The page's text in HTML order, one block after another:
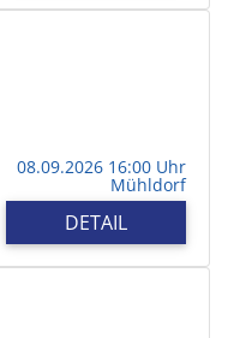
08.09.2026 16:00 Uhr
Mühldorf
DETAIL